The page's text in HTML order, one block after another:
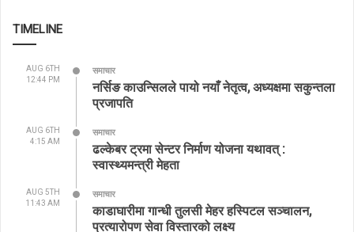
TIMELINE
AUG 6TH
12:44 PM
समाचार
नर्सिङ काउन्सिलले पायो नयाँ नेतृत्व, अध्यक्षमा सकुन्तला
प्रजापति
AUG 6TH
4:15 AM
समाचार
ढल्केबर ट्रमा सेन्टर निर्माण योजना यथावत् :
स्वास्थ्यमन्त्री मेहता
AUG 5TH
11:43 AM
समाचार
काडाघारीमा गान्धी तुलसी मेहर हस्पिटल सञ्चालन,
प्रत्यारोपण सेवा विस्तारको लक्ष्य